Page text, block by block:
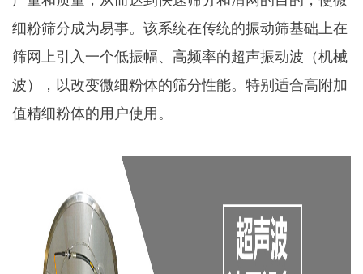
细粉筛分成为易事。该系统在传统的振动筛基础上在
筛网上引入一个低振幅、高频率的超声振动波（机械
波），以改变微细粉体的筛分性能。特别适合高附加
值精细粉体的用户使用。